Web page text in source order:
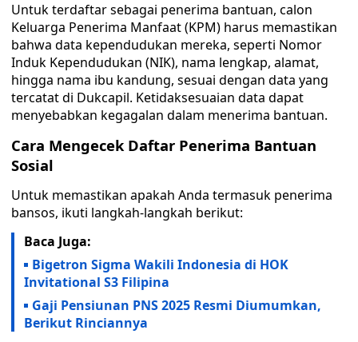
Untuk terdaftar sebagai penerima bantuan, calon
Keluarga Penerima Manfaat (KPM) harus memastikan
bahwa data kependudukan mereka, seperti Nomor
Induk Kependudukan (NIK), nama lengkap, alamat,
hingga nama ibu kandung, sesuai dengan data yang
tercatat di Dukcapil. Ketidaksesuaian data dapat
menyebabkan kegagalan dalam menerima bantuan.
Cara Mengecek Daftar Penerima Bantuan
Sosial
Untuk memastikan apakah Anda termasuk penerima
bansos, ikuti langkah-langkah berikut:
Baca Juga:
Bigetron Sigma Wakili Indonesia di HOK
Invitational S3 Filipina
Gaji Pensiunan PNS 2025 Resmi Diumumkan,
Berikut Rinciannya